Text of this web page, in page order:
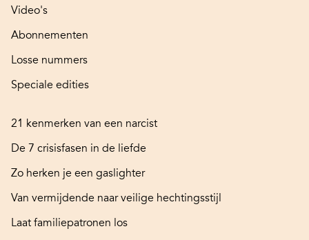
Video's
Abonnementen
Losse nummers
Speciale edities
21 kenmerken van een narcist
De 7 crisisfasen in de liefde
Zo herken je een gaslighter
Van vermijdende naar veilige hechtingsstijl
Laat familiepatronen los